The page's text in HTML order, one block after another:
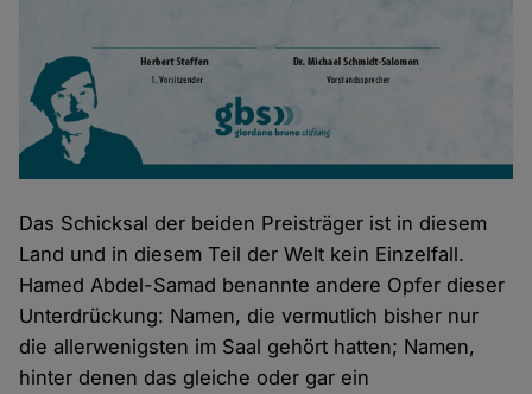
Das Schicksal der beiden Preisträger ist in diesem
Land und in diesem Teil der Welt kein Einzelfall.
Hamed Abdel-Samad benannte andere Opfer dieser
Unterdrückung: Namen, die vermutlich bisher nur
die allerwenigsten im Saal gehört hatten; Namen,
hinter denen das gleiche oder gar ein